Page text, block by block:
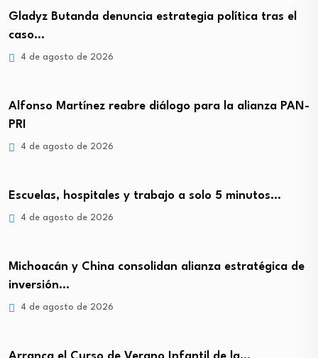
Gladyz Butanda denuncia estrategia política tras el
caso…
4 de agosto de 2026
Alfonso Martínez reabre diálogo para la alianza PAN-
PRI
4 de agosto de 2026
Escuelas, hospitales y trabajo a solo 5 minutos…
4 de agosto de 2026
Michoacán y China consolidan alianza estratégica de
inversión…
4 de agosto de 2026